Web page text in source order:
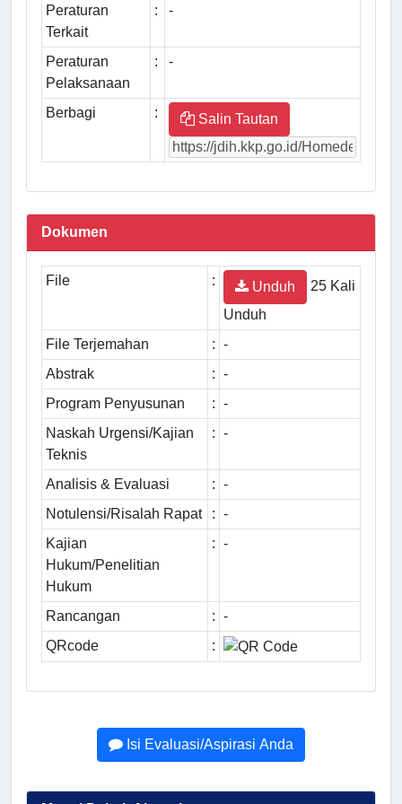
Peraturan
Terkait
: -
Peraturan
Pelaksanaan
: -
Berbagi : Salin Tautan
Dokumen
File : Unduh
25 Kali
Unduh
File Terjemahan
: -
Abstrak
: -
Program Penyusunan
: -
Naskah Urgensi/Kajian
Teknis
: -
Analisis & Evaluasi : -
Notulensi/Risalah Rapat
: -
Kajian
Hukum/Penelitian
Hukum
: -
Rancangan : -
QRcode
:
Isi Evaluasi/Aspirasi Anda